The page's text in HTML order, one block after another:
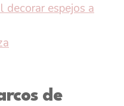
decorar espejos a
de